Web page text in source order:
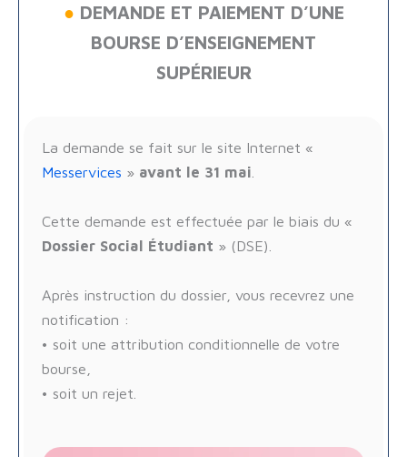
● DEMANDE ET PAIEMENT D’UNE
BOURSE D’ENSEIGNEMENT
SUPÉRIEUR
La demande se fait sur le site Internet «
Messervices » avant le 31 mai
Cette demande est effectuée par le biais du «
Dossier Social Étudiant » (DSE).
Après instruction du dossier, vous recevrez une
notification :
• soit une attribution conditionnelle de votre
bourse,
• soit un rejet.